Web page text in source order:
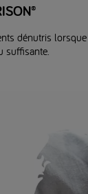
dénutris
suffisante.